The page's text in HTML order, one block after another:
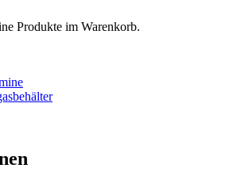
Produkte im Warenkorb.